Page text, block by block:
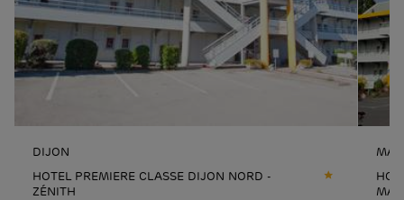
DIJON
HOTEL PREMIERE CLASSE DIJON NORD -
ZÉNITH